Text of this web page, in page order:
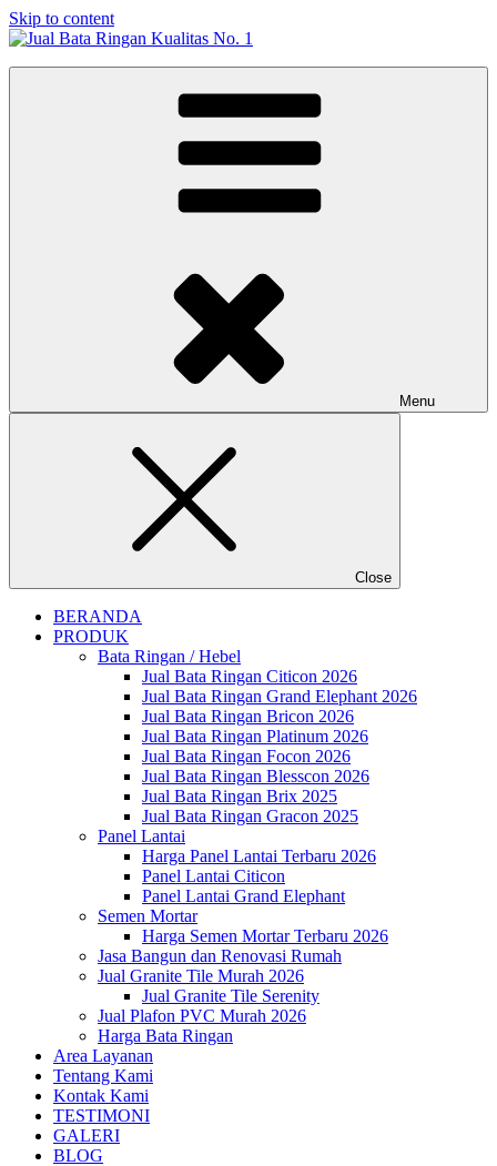
Skip to content
Jual Bata Ringan Kualitas No. 1
Menu
Close
BERANDA
PRODUK
Bata Ringan / Hebel
Jual Bata Ringan Citicon 2026
Jual Bata Ringan Grand Elephant 2026
Jual Bata Ringan Bricon 2026
Jual Bata Ringan Platinum 2026
Jual Bata Ringan Focon 2026
Jual Bata Ringan Blesscon 2026
Jual Bata Ringan Brix 2025
Jual Bata Ringan Gracon 2025
Panel Lantai
Harga Panel Lantai Terbaru 2026
Panel Lantai Citicon
Panel Lantai Grand Elephant
Semen Mortar
Harga Semen Mortar Terbaru 2026
Jasa Bangun dan Renovasi Rumah
Jual Granite Tile Murah 2026
Jual Granite Tile Serenity
Jual Plafon PVC Murah 2026
Harga Bata Ringan
Area Layanan
Tentang Kami
Kontak Kami
TESTIMONI
GALERI
BLOG